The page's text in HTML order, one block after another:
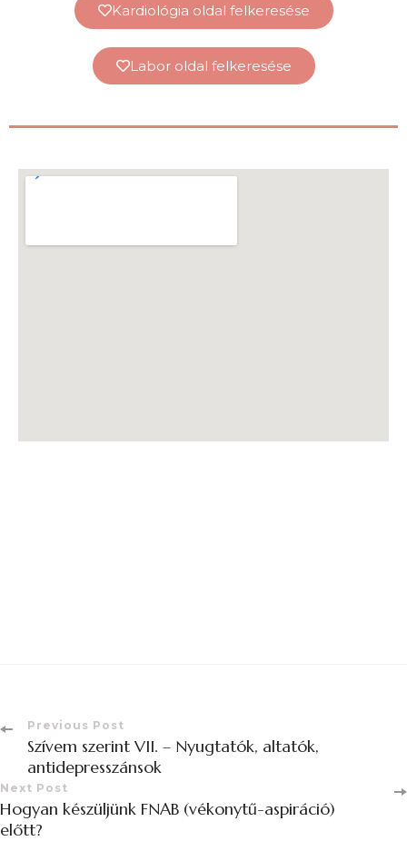
Kardiológia oldal felkeresése
Labor oldal felkeresése
Previous Post
Szívem szerint VII. – Nyugtatók, altatók,
antidepresszánsok
Next Post
Hogyan készüljünk FNAB (vékonytű-aspiráció)
előtt?